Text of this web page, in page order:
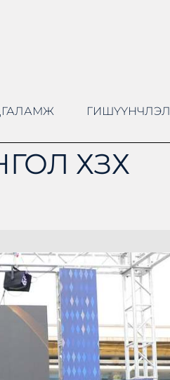
ГИШҮҮНЧЛЭЛ
ХЗХ